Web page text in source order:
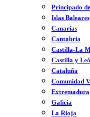
Principado
Islas Baleares
Canarias
Cantabria
Castilla-La
Castilla y
Cataluña
Comunidad
Extremadura
Galicia
La Rioja